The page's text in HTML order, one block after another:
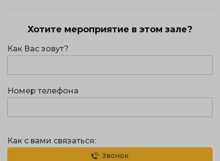
Хотите мероприятие в этом зале?
Как Вас зовут?
Номер телефона
Как с вами связаться:
Звонок